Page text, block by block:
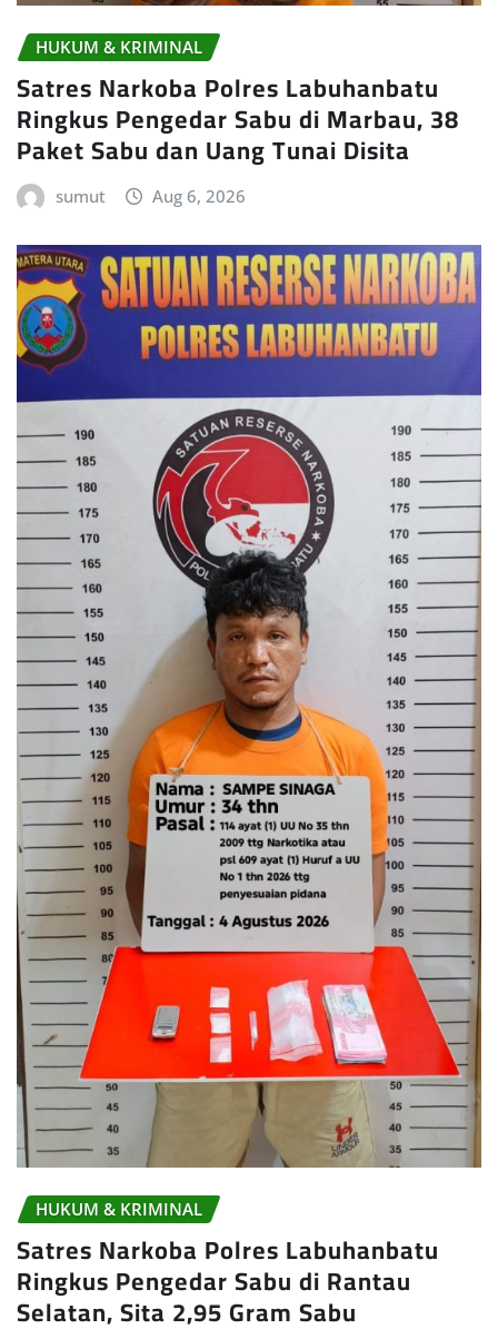
HUKUM & KRIMINAL
Satres Narkoba Polres Labuhanbatu
Ringkus Pengedar Sabu di Marbau, 38
Paket Sabu dan Uang Tunai Disita
sumut Aug 6, 2026
HUKUM & KRIMINAL
Satres Narkoba Polres Labuhanbatu
Ringkus Pengedar Sabu di Rantau
Selatan, Sita 2,95 Gram Sabu